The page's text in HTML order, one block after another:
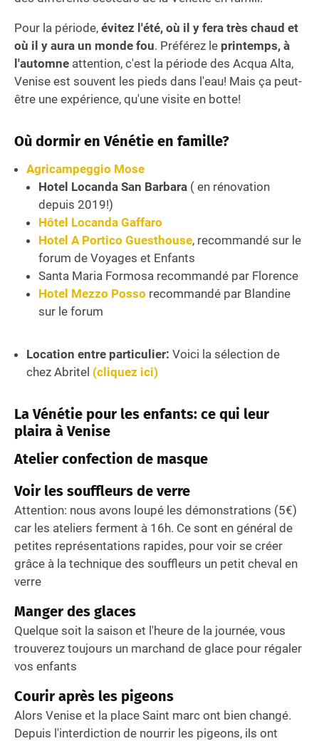
Pour la période, évitez l'été, où il y fera très chaud et
où il y aura un monde fou. Préférez le printemps, à
l'automne attention, c'est la période des Acqua Alta,
Venise est souvent les pieds dans l'eau! Mais ça peut-
être une expérience, qu'une visite en botte!
Où dormir en Vénétie en famille?
Agricampeggio Mose
Hotel Locanda San Barbara ( en rénovation
depuis 2019!)
Hôtel Locanda Gaffaro
Hotel A Portico Guesthouse, recommandé sur le
forum de Voyages et Enfants
Santa Maria Formosa recommandé par Florence
Hotel Mezzo Posso recommandé par Blandine
sur le forum
Location entre particulier: Voici la sélection de
chez Abritel (cliquez ici)
La Vénétie pour les enfants: ce qui leur
plaira à Venise
Atelier confection de masque
Voir les souffleurs de verre
Attention: nous avons loupé les démonstrations (5€)
car les ateliers ferment à 16h. Ce sont en général de
petites représentations rapides, pour voir se créer
grâce à la technique des souffleurs un petit cheval en
verre
Manger des glaces
Quelque soit la saison et l'heure de la journée, vous
trouverez toujours un marchand de glace pour régaler
vos enfants
Courir après les pigeons
Alors Venise et la place Saint marc ont bien changé.
Depuis l'interdiction de nourrir les pigeons, ils ont